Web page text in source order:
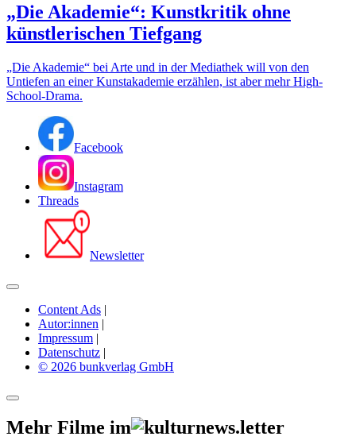
„Die Akademie“: Kunstkritik ohne
künstlerischen Tiefgang
„Die Akademie“ bei Arte und in der Mediathek will von den
Untiefen an einer Kunstakademie erzählen, ist aber mehr High-
School-Drama.
Facebook
Instagram
Threads
Newsletter
Content Ads |
Autor:innen |
Impressum |
Datenschutz |
© 2026 bunkverlag GmbH
Mehr Filme im